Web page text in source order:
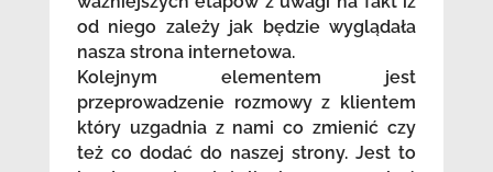
od niego zależy jak będzie wyglądała
nasza strona internetowa.
Kolejnym elementem jest
przeprowadzenie rozmowy z klientem
który uzgadnia z nami co zmienić czy
też co dodać do naszej strony. Jest to